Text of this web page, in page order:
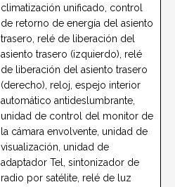
climatización unificado, control
de retorno de energía del asiento
trasero, relé de liberación del
asiento trasero (izquierdo), relé
de liberación del asiento trasero
(derecho), reloj, espejo interior
automático antideslumbrante,
unidad de control del monitor de
la cámara envolvente, unidad de
visualización, unidad de
adaptador Tel, sintonizador de
radio por satélite, relé de luz